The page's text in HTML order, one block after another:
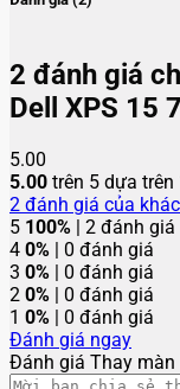
2 đánh giá
Dell XPS 15
5.00
5.00 trên 5 dựa trên
2 đánh giá của
5 100% | 2 đánh giá
4 0% | 0 đánh giá
3 0% | 0 đánh giá
2 0% | 0 đánh giá
1 0% | 0 đánh giá
Đánh giá ngay
Đánh giá Thay màn